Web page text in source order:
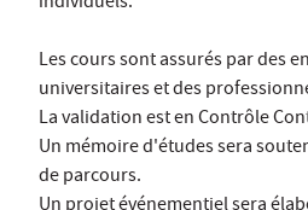
Les cours sont assurés par des
universitaires et des
La validation est en Contrôle
Un mémoire d'études sera
de parcours.